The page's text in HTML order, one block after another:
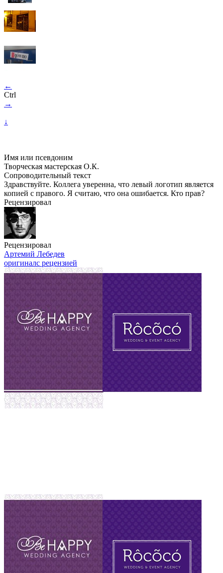
←
Ctrl
→
↓
Имя или псевдоним
Творческая мастерская О.К.
Сопроводительный текст
Здравствуйте. Коллега уверенна, что левый логотип является
копией с правого. Я считаю, что она ошибается. Кто прав?
Рецензировал
Рецензировал
Артемий Лебедев
оригиналс рецензией